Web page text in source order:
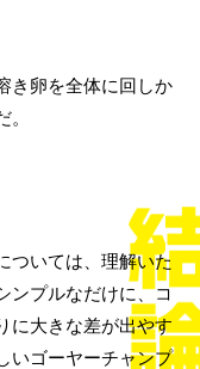
き卵を全体に回しか
ついては、理解いた
ンプルなだけに、コ
に大きな差が出やす
いゴーヤーチャンプ